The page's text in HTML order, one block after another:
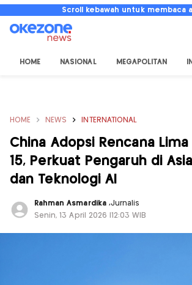
Scroll kebawah untuk membaca
HOME NASIONAL MEGAPOLITAN
HOME NEWS INTERNATIONAL
China Adopsi Rencana
15, Perkuat Pengaruh di
dan Teknologi AI
Rahman Asmardika ,Jurnalis
Senin, 13 April 2026 |12:03 WIB